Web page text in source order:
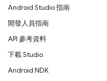
Android Studio 指南
開發人員指南
API 參考資料
下載 Studio
Android NDK